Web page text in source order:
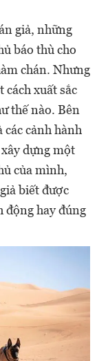
giả, những
báo thù cho
chán. Nhưng
cách xuất sắc
thế nào. Bên
các cảnh hành
dựng một
của mình,
biết được
động hay đúng